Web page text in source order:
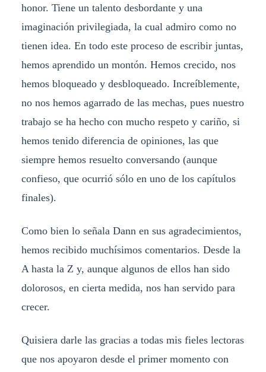
honor. Tiene un talento desbordante y una
imaginación privilegiada, la cual admiro como no
tienen idea. En todo este proceso de escribir juntas,
hemos aprendido un montón. Hemos crecido, nos
hemos bloqueado y desbloqueado. Increíblemente,
no nos hemos agarrado de las mechas, pues nuestro
trabajo se ha hecho con mucho respeto y cariño, si
hemos tenido diferencia de opiniones, las que
siempre hemos resuelto conversando (aunque
confieso, que ocurrió sólo en uno de los capítulos
finales).
Como bien lo señala Dann en sus agradecimientos,
hemos recibido muchísimos comentarios. Desde la
A hasta la Z y, aunque algunos de ellos han sido
dolorosos, en cierta medida, nos han servido para
crecer.
Quisiera darle las gracias a todas mis fieles lectoras
que nos apoyaron desde el primer momento con